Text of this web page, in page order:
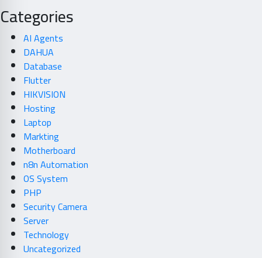
Categories
AI Agents
DAHUA
Database
Flutter
HIKVISION
Hosting
Laptop
Markting
Motherboard
n8n Automation
OS System
PHP
Security Camera
Server
Technology
Uncategorized